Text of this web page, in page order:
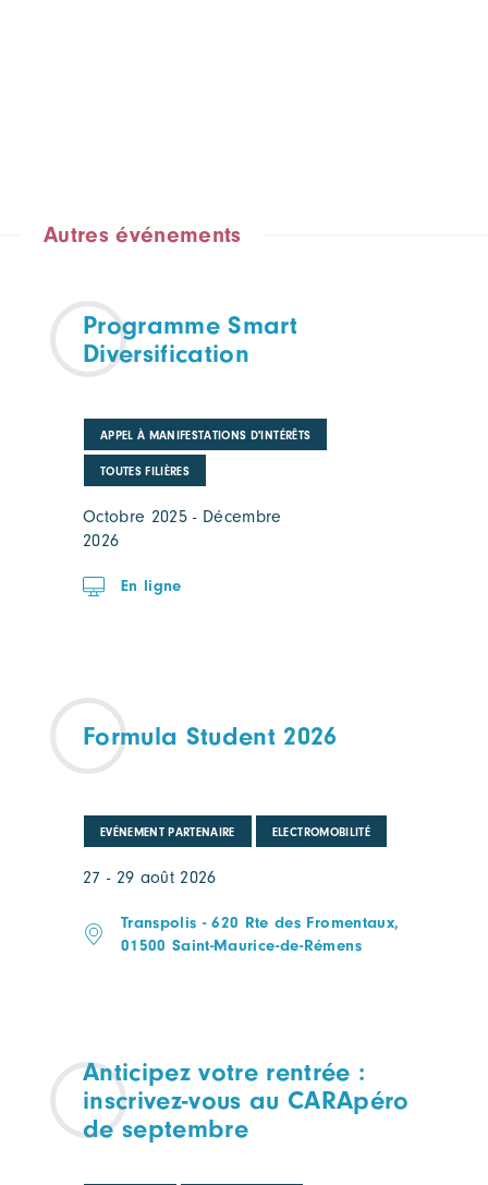
Autres événements
Programme Smart
Diversification
APPEL À MANIFESTATIONS D'INTÉRÊTS
TOUTES FILIÈRES
Octobre 2025 - Décembre
2026
En ligne
Formula Student 2026
EVÉNEMENT PARTENAIRE ELECTROMOBILITÉ
27 - 29 août 2026
Transpolis - 620 Rte des Fromentaux,
01500 Saint-Maurice-de-Rémens
Anticipez votre rentrée :
inscrivez-vous au CARApéro
de septembre